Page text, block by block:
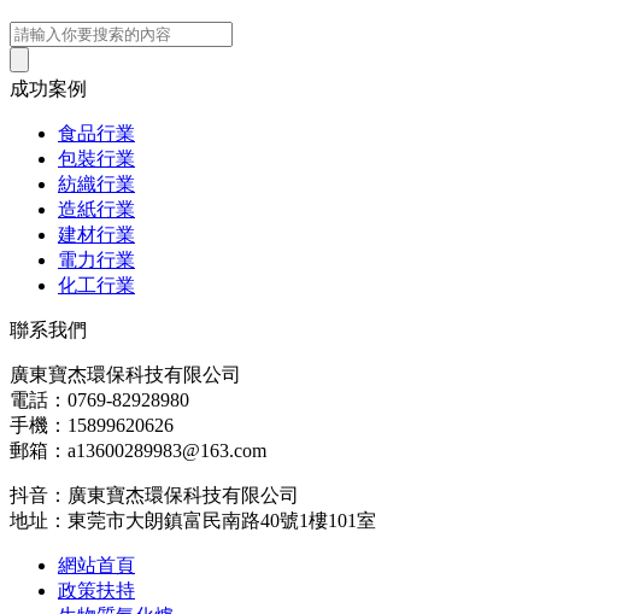
成功案例
食品行業
包裝行業
紡織行業
造紙行業
建材行業
電力行業
化工行業
聯系我們
廣東寶杰環保科技有限公司
電話：0769-82928980
手機：15899620626
郵箱：a13600289983@163.com
抖音：廣東寶杰環保科技有限公司
地址：東莞市大朗鎮富民南路40號1樓101室
網站首頁
政策扶持